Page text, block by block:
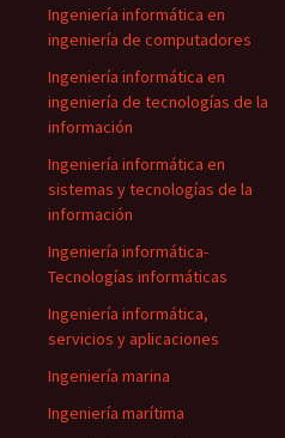
Ingeniería informática en
ingeniería de computadores
Ingeniería informática en
ingeniería de tecnologías de la
información
Ingeniería informática en
sistemas y tecnologías de la
información
Ingeniería informática-
Tecnologías informáticas
Ingeniería informática,
servicios y aplicaciones
Ingeniería marina
Ingeniería marítima